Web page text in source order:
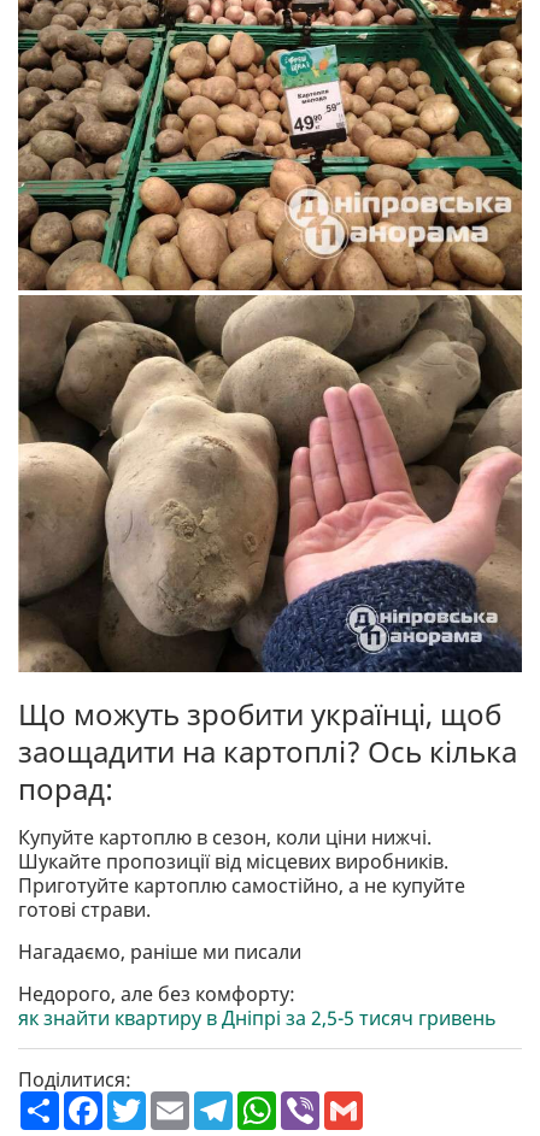
Що можуть зробити українці, щоб
заощадити на картоплі? Ось кілька
порад:
Купуйте картоплю в сезон, коли ціни нижчі.
Шукайте пропозиції від місцевих виробників.
Приготуйте картоплю самостійно, а не купуйте
готові страви.
Нагадаємо, раніше ми писали
Недорого, але без комфорту:
як знайти квартиру в Дніпрі за 2,5-5 тисяч гривень
Поділитися:
П
о
F
a
T
w
E
m
T
e
W
h
V